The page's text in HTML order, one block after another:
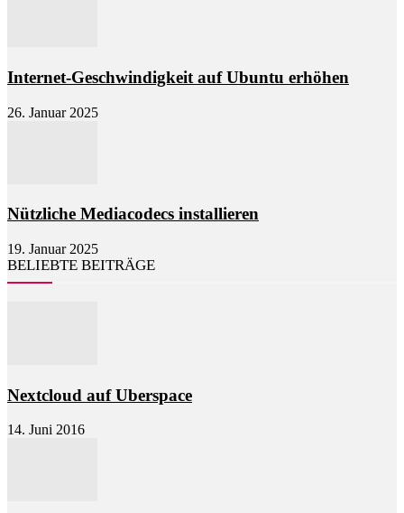
Internet-Geschwindigkeit auf Ubuntu erhöhen
26. Januar 2025
Nützliche Mediacodecs installieren
19. Januar 2025
BELIEBTE BEITRÄGE
Nextcloud auf Uberspace
14. Juni 2016